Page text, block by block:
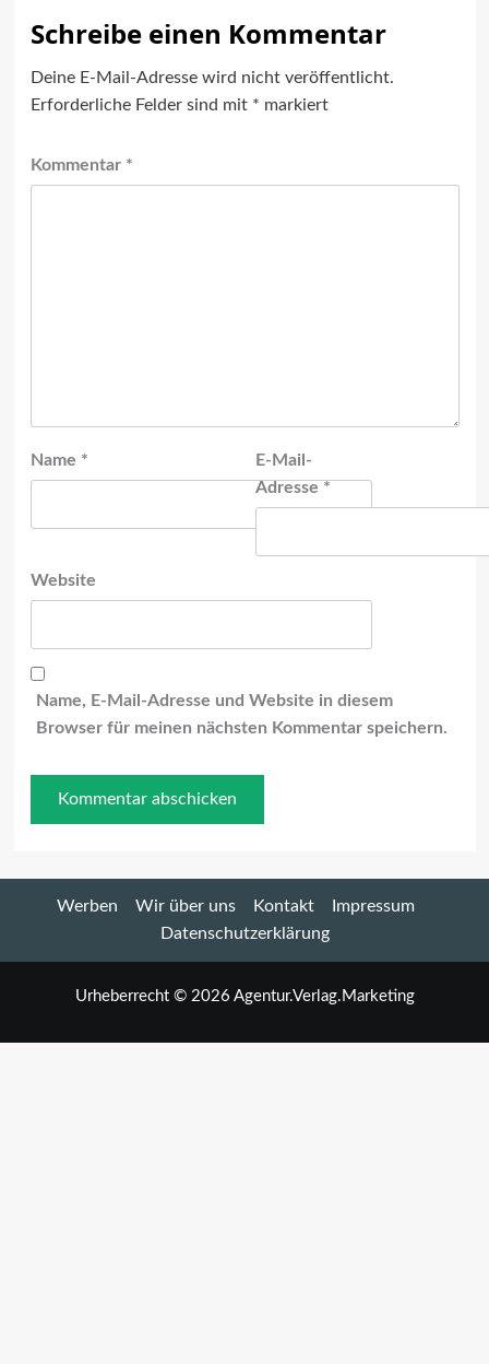
Schreibe einen Kommentar
Deine E-Mail-Adresse wird nicht veröffentlicht.
Erforderliche Felder sind mit * markiert
Kommentar *
Name *
E-Mail-
Adresse*
Website
Name, E-Mail-Adresse und Website in diesem
Browser für meinen nächsten Kommentar speichern.
Werben Wir über uns Kontakt
Impressum
Datenschutzerklärung
Urheberrecht © 2026 Agentur.Verlag.Marketing